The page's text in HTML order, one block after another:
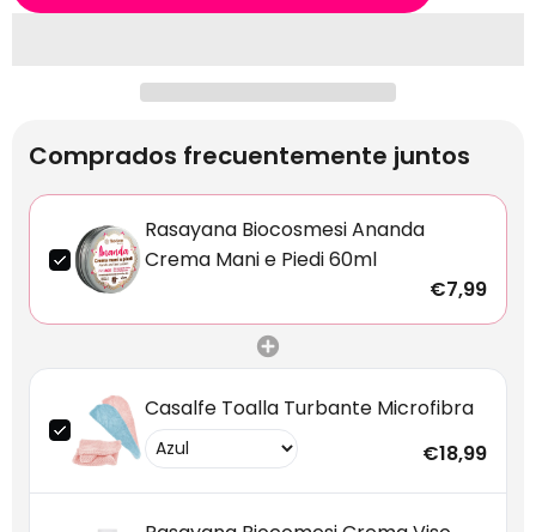
Comprados frecuentemente juntos
Rasayana Biocosmesi Ananda
Crema Mani e Piedi 60ml
€7,99
Casalfe Toalla Turbante Microfibra
€18,99